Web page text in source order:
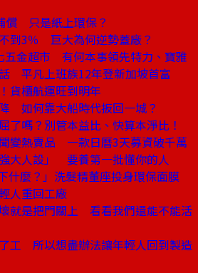
償 只是紙上環保？
到3％ 巨大為何逆勢蓋廠？
五金超市 有何本事領先特力、寶雅
平凡上班族12年登新加坡首富
貨櫃航運旺到明年
如何靠大船時代扳回一城？
了嗎？別管本益比、快算本淨比！
變熱賣品 一款日曆3天募資破千萬
大人設」 要養第一批懂你的人
什麼？」洗髮精董座投身環保面膜
人重回工廠
就是把門關上 看看我們還能不能活
工 所以想盡辦法讓年輕人回到製造